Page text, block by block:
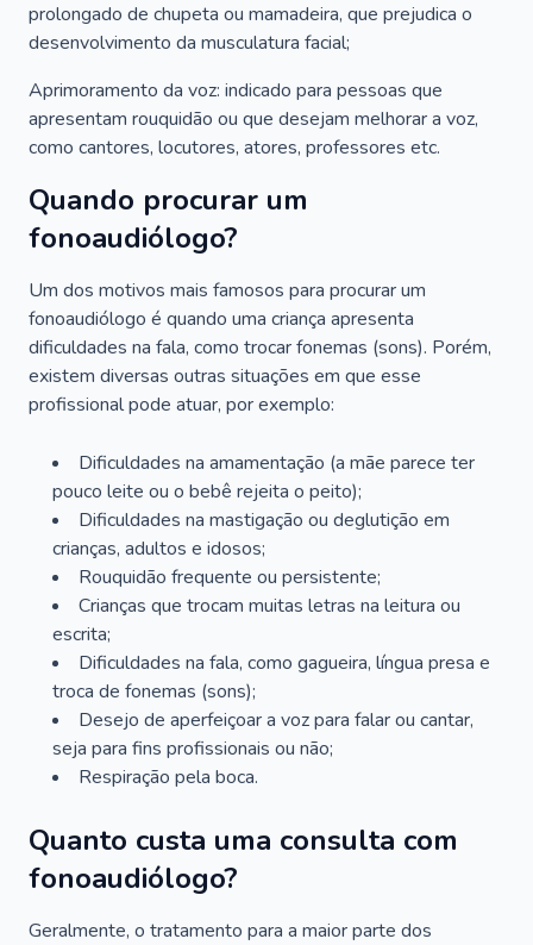
prolongado de chupeta ou mamadeira, que prejudica o
desenvolvimento da musculatura facial;
Aprimoramento da voz: indicado para pessoas que
apresentam rouquidão ou que desejam melhorar a voz,
como cantores, locutores, atores, professores etc.
Quando procurar um
fonoaudiólogo?
Um dos motivos mais famosos para procurar um
fonoaudiólogo é quando uma criança apresenta
dificuldades na fala, como trocar fonemas (sons). Porém,
existem diversas outras situações em que esse
profissional pode atuar, por exemplo:
Dificuldades na amamentação (a mãe parece ter
pouco leite ou o bebê rejeita o peito);
Dificuldades na mastigação ou deglutição em
crianças, adultos e idosos;
Rouquidão frequente ou persistente;
Crianças que trocam muitas letras na leitura ou
escrita;
Dificuldades na fala, como gagueira, língua presa e
troca de fonemas (sons);
Desejo de aperfeiçoar a voz para falar ou cantar,
seja para fins profissionais ou não;
Respiração pela boca.
Quanto custa uma consulta com
fonoaudiólogo?
Geralmente, o tratamento para a maior parte dos